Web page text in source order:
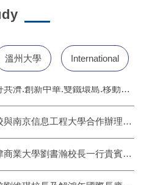
溫州大學 International
本校與南京信息工程大學合作辦理『2019年人工智慧及可持續發展論壇』
天津商業大學劉書瀚校長一行貴賓蒞臨本校參訪
本校劉維琪校長及解鴻年國際長應天津市台辦邀請赴天津拜訪天津外國語大學、天津商業大學、天津理工大學及海河教育園